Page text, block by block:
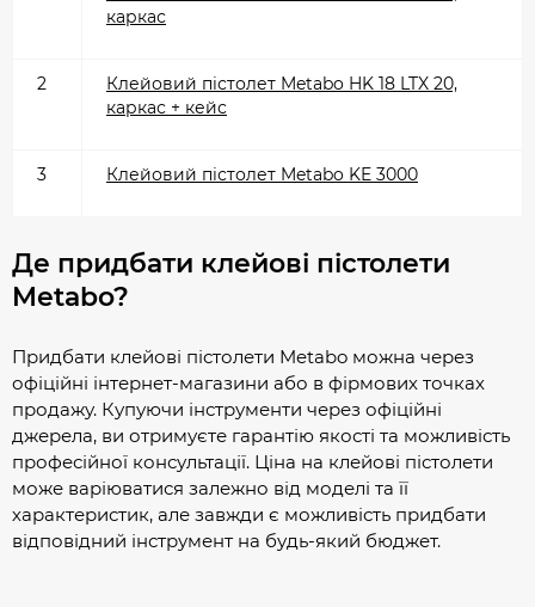
каркас
2
Клейовий пістолет Metabo HK 18 LTX 20,
каркас + кейс
3 Клейовий пістолет Metabo KE 3000
Де придбати клейові пістолети
Metabo?
Придбати клейові пістолети Metabo можна через
офіційні інтернет-магазини або в фірмових точках
продажу. Купуючи інструменти через офіційні
джерела, ви отримуєте гарантію якості та можливість
професійної консультації. Ціна на клейові пістолети
може варіюватися залежно від моделі та її
характеристик, але завжди є можливість придбати
відповідний інструмент на будь-який бюджет.